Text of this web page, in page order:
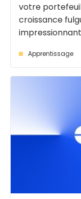
votre
croissance
Apprentissage